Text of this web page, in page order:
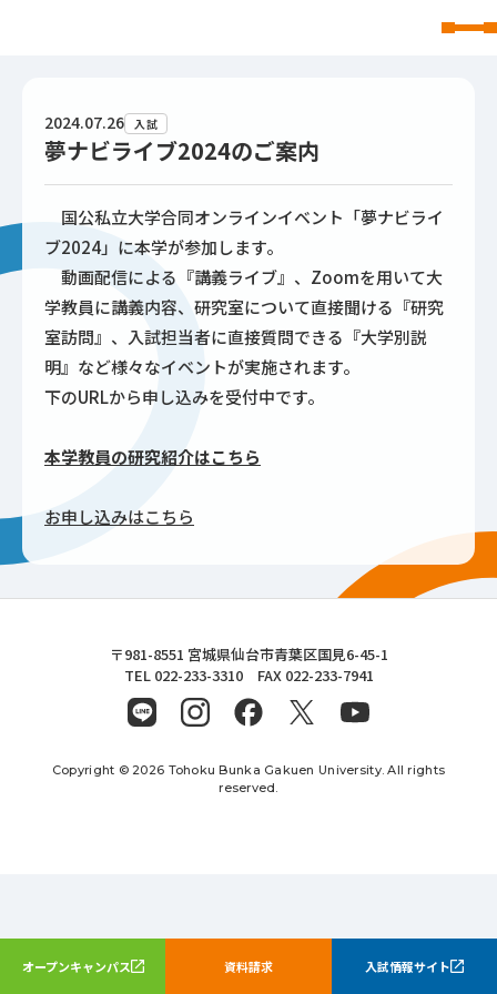
オープンキャンパス 資料請求 入試情報サイト
2024.07.26 入試
夢ナビライブ2024のご案内
国公私立大学合同オンラインイベント「夢ナビライ
ブ2024」に本学が参加します。
動画配信による『講義ライブ』、Zoomを用いて大
学教員に講義内容、研究室について直接聞ける『研究
室訪問』、入試担当者に直接質問できる『大学別説
明』など様々なイベントが実施されます。
下のURLから申し込みを受付中です。
本学教員の研究紹介はこちら
お申し込みはこちら
東北文化学園大学
〒981-8551 宮城県仙台市青葉区国見6-45-1
TEL 022-233-3310 FAX 022-233-7941
Copyright © 2026 Tohoku Bunka Gakuen University. All rights
reserved.